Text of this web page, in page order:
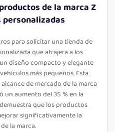
de la marca Z
para solicitar una tienda de
que atrajera a los
diseño compacto y elegante
más pequeños. Esta
de mercado de la marca
un aumento del 35 % en la
que los productos
significativamente la
la marca.